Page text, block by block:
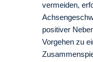
vermeiden,
positiver
Vorgehen zu